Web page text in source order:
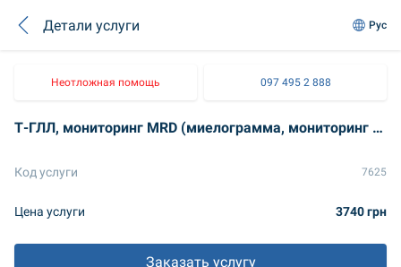
Детали услуги Рус
Неотложная помощь 097 495 2 888
Т-ГЛЛ, мониторинг MRD (миелограмма, мониторинг MRD Т-ГЛЛ ПЦ)*
Код услуги 7625
Цена услуги 3740 грн
Заказать услугу